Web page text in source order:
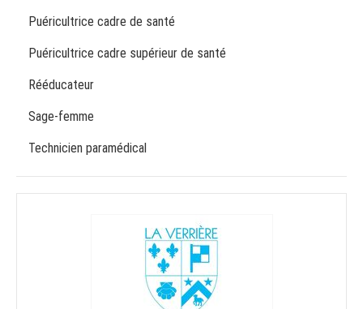
Puéricultrice cadre de santé
Puéricultrice cadre supérieur de santé
Rééducateur
Sage-femme
Technicien paramédical